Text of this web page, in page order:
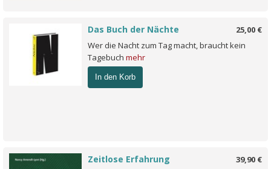
25,00 €
Das Buch der Nächte
Wer die Nacht zum Tag macht, braucht kein
Tagebuch mehr
In den Korb
39,90 €
Zeitlose Erfahrung